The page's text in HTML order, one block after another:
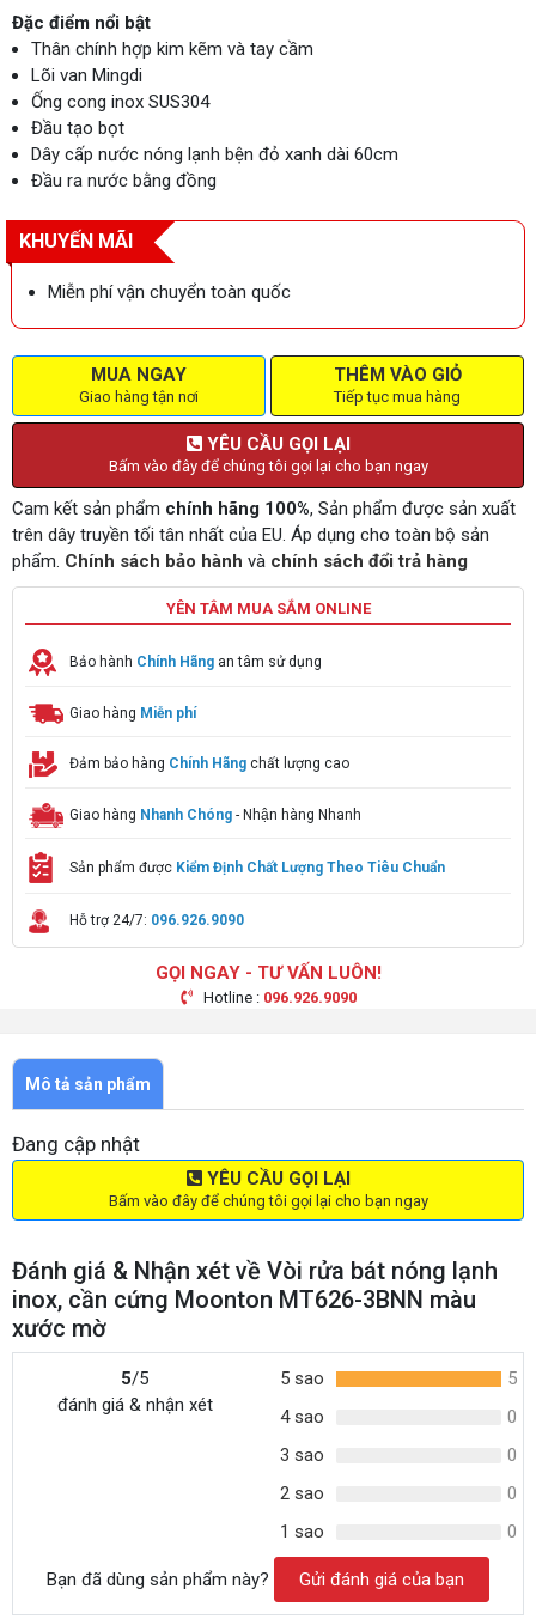
Đặc điểm nổi bật
Thân chính hợp kim kẽm và tay cầm
Lõi van Mingdi
Ống cong inox SUS304
Đầu tạo bọt
Dây cấp nước nóng lạnh bện đỏ xanh dài 60cm
Đầu ra nước bằng đồng
KHUYẾN MÃI
Miễn phí vận chuyển toàn quốc
MUA NGAY
Giao hàng tận nơi
THÊM VÀO GIỎ
Tiếp tục mua hàng
YÊU CẦU GỌI LẠI
Bấm vào đây để chúng tôi gọi lại cho bạn ngay
Cam kết sản phẩm chính hãng 100%, Sản phẩm được sản xuất
trên dây truyền tối tân nhất của EU. Áp dụng cho toàn bộ sản
phẩm. Chính sách bảo hành và chính sách đổi trả hàng
YÊN TÂM MUA SẮM ONLINE
Bảo hành Chính Hãng an tâm sử dụng
Giao hàng Miễn phí
Đảm bảo hàng Chính Hãng chất lượng cao
Giao hàng Nhanh Chóng - Nhận hàng Nhanh
Sản phẩm được Kiểm Định Chất Lượng Theo Tiêu Chuẩn
Hỗ trợ 24/7: 096.926.9090
GỌI NGAY - TƯ VẤN LUÔN!
Hotline : 096.926.9090
Mô tả sản phẩm
Đang cập nhật
YÊU CẦU GỌI LẠI
Bấm vào đây để chúng tôi gọi lại cho bạn ngay
Đánh giá & Nhận xét về Vòi rửa bát nóng lạnh
inox, cần cứng Moonton MT626-3BNN màu
xước mờ
5/5
đánh giá & nhận xét
5 sao
5
4 sao
0
3 sao
0
2 sao
0
1 sao
0
Bạn đã dùng sản phẩm này? Gửi đánh giá của bạn